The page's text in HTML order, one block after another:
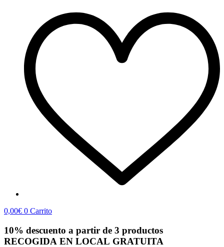
0,00€ 0 Carrito
10% descuento a partir de 3 productos
RECOGIDA EN LOCAL GRATUITA